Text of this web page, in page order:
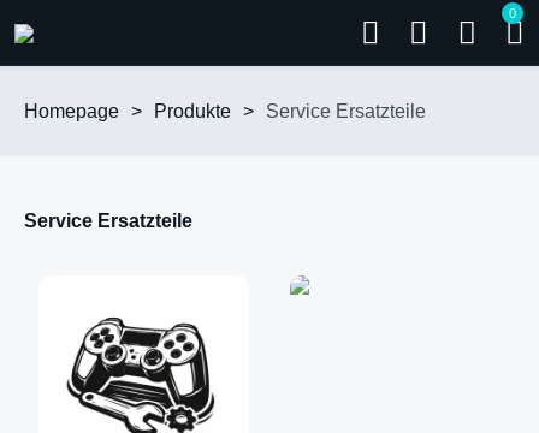
0
Homepage > Produkte > Service Ersatzteile
Service Ersatzteile